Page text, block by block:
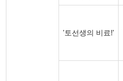
'토선생의 비료!'